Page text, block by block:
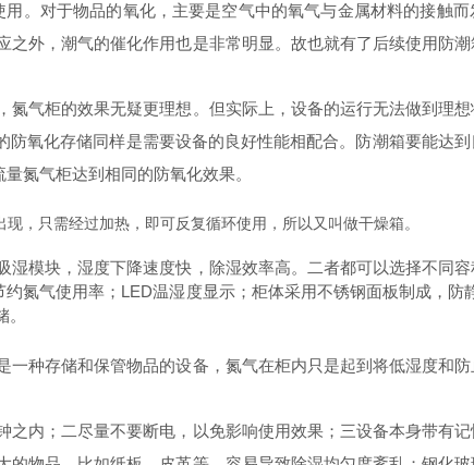
。对于物品的氧化，主要是空气中的氧气与金属材料的接触
外，潮气的催化作用也是非常明显。故也就有了后续使用防
气柜的效果无疑更理想。但实际上，设备的运行无法做到理
氧化存储同样是需要设备的良好性能相配合。防潮箱要能达
氮气柜达到相同的防氧化效果。
，只需经过加热，即可反复循环使用，所以又叫做干燥箱。
模块，湿度下降速度快，除湿效率高。二者都可以选择不同容
约氮气使用率；LED温湿度显示；柜体采用不锈钢面板制成，防
种存储和保管物品的设备，氮气在柜内只是起到将低湿度和
内；二尽量不要断电，以免影响使用效果；三设备本身带有